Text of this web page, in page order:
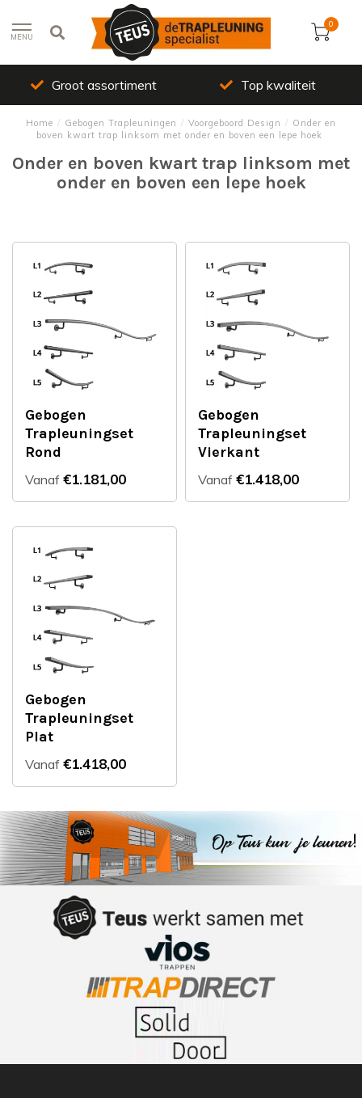
MENU
0
Groot assortiment Top kwaliteit
Home / Gebogen Trapleuningen / Voorgeboord Design / Onder en
boven kwart trap linksom met onder en boven een lepe hoek
Onder en boven kwart trap linksom met
onder en boven een lepe hoek
Gebogen
Trapleuningset
Rond
Vanaf €1.181,00
Gebogen
Trapleuningset
Vierkant
Vanaf €1.418,00
Gebogen
Trapleuningset
Plat
Vanaf €1.418,00